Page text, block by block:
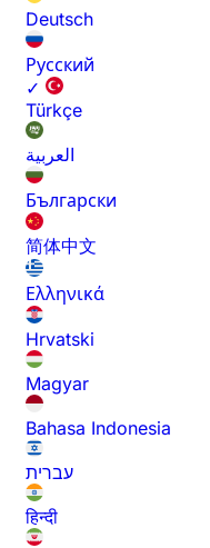
Deutsch
Русский
✓
Türkçe
العربية
Български
简体中文
Ελληνικά
Hrvatski
Magyar
Bahasa Indonesia
עברית
हिन्दी